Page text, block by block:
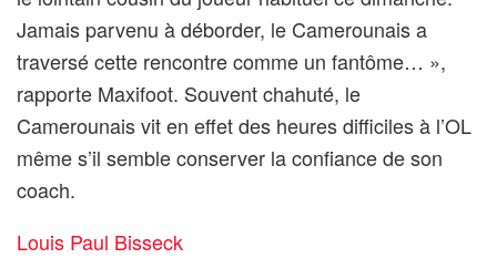
Jamais parvenu à déborder, le Camerounais a
traversé cette rencontre comme un fantôme… »,
rapporte Maxifoot. Souvent chahuté, le
Camerounais vit en effet des heures difficiles à l’OL
même s’il semble conserver la confiance de son
coach.
Louis Paul Bisseck